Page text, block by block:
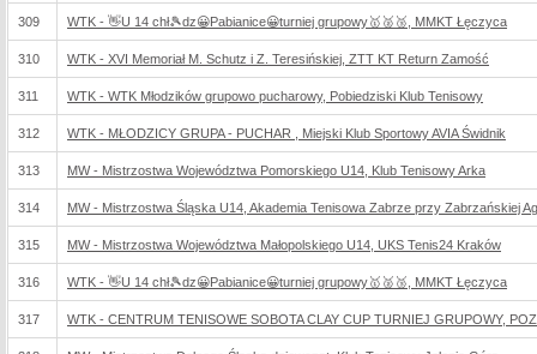
309 WTK - 👋U 14 chł🎾dz😀Pabianice😀turniej grupowy🥇🥈🥉, MMKT Łęczyca
310 WTK - XVI Memoriał M. Schutz i Z. Teresińskiej, ZTT KT Return Zamość
311 WTK - WTK Młodzików grupowo pucharowy, Pobiedziski Klub Tenisowy
312 WTK - MŁODZICY GRUPA - PUCHAR , Miejski Klub Sportowy AVIA Świdnik
313 MW - Mistrzostwa Województwa Pomorskiego U14, Klub Tenisowy Arka
314 MW - Mistrzostwa Śląska U14, Akademia Tenisowa Zabrze przy Zabrzańskiej
315 MW - Mistrzostwa Województwa Małopolskiego U14, UKS Tenis24 Kraków
316 WTK - 👋U 14 chł🎾dz😀Pabianice😀turniej grupowy🥇🥈🥉, MMKT Łęczyca
317 WTK - CENTRUM TENISOWE SOBOTA CLAY CUP TURNIEJ GRUPOWY,